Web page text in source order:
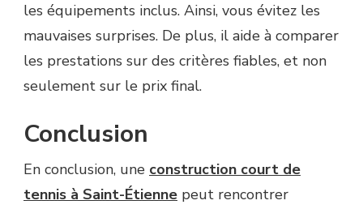
les équipements inclus. Ainsi, vous évitez les
mauvaises surprises. De plus, il aide à comparer
les prestations sur des critères fiables, et non
seulement sur le prix final.
Conclusion
En conclusion, une construction court de
tennis à Saint-Étienne peut rencontrer